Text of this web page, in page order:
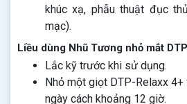
khúc xạ, phẫu thuật đục
mạc).
Liều dùng Nhũ Tương nhỏ mắt
Lắc kỹ trước khi sử dụng.
Nhỏ một giọt DTP-Relaxx
ngày cách khoảng 12 giờ.